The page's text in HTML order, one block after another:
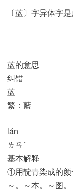
〔蓝〕字异体字是
蓝的意思
纠错
蓝
繁：藍
lán
ㄌㄢˊ
基本解释
①用靛青染成的颜
～。～本。～图。